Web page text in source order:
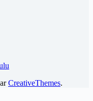
CreativeThemes.